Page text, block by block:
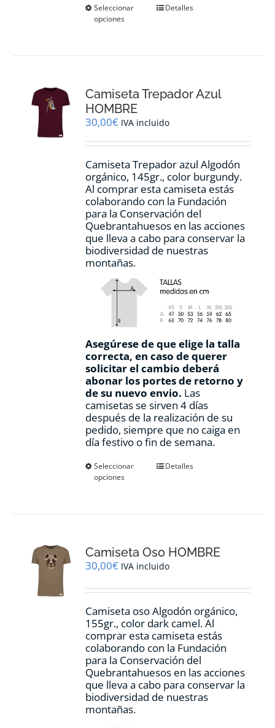
Seleccionar
opciones
Este
se
elegir
la
de
producto
Detalles
Camiseta Trepador Azul
HOMBRE
30,00€ IVA incluido
Camiseta Trepador azul Algodón
orgánico, 145gr., color burgundy.
Al comprar esta camiseta estás
colaborando con la Fundación
para la Conservación del
Quebrantahuesos en las acciones
que lleva a cabo para conservar la
biodiversidad de nuestras
montañas.
Asegúrese de que elige la talla
correcta, en caso de querer
solicitar el cambio deberá
abonar los portes de retorno y
de su nuevo envio. Las
camisetas se sirven 4 días
después de la realización de su
pedido, siempre que no caiga en
día festivo o fin de semana.
Seleccionar
opciones
Este
se
pueden
en
página
de
producto
Detalles
Camiseta Oso HOMBRE
30,00€ IVA incluido
Camiseta oso Algodón orgánico,
155gr., color dark camel. Al
comprar esta camiseta estás
colaborando con la Fundación
para la Conservación del
Quebrantahuesos en las acciones
que lleva a cabo para conservar la
biodiversidad de nuestras
montañas.